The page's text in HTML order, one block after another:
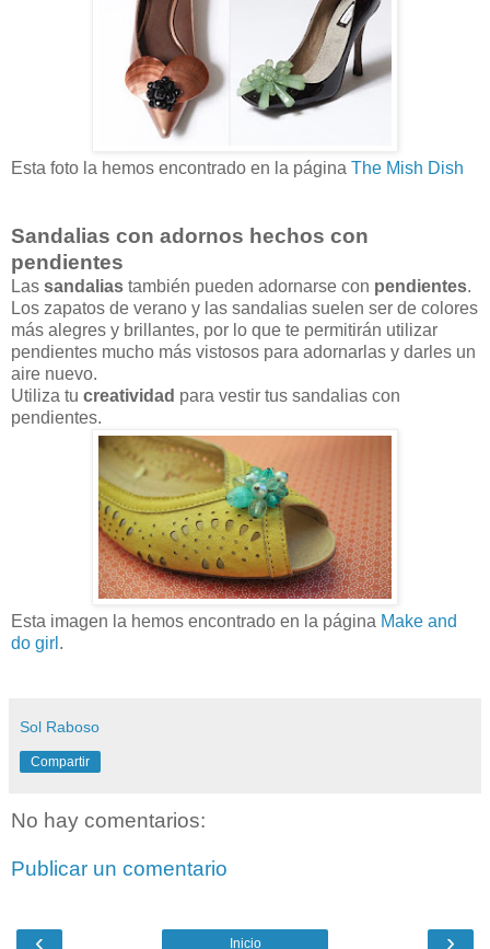
Esta foto la hemos encontrado en la página The Mish Dish
Sandalias con adornos hechos con
pendientes
Las sandalias también pueden adornarse con pendientes.
Los zapatos de verano y las sandalias suelen ser de colores
más alegres y brillantes, por lo que te permitirán utilizar
pendientes mucho más vistosos para adornarlas y darles un
aire nuevo.
Utiliza tu creatividad para vestir tus sandalias con
pendientes.
Esta imagen la hemos encontrado en la página Make and
do girl .
Sol Raboso
Compartir
No hay comentarios:
Publicar un comentario
‹ ›
Inicio